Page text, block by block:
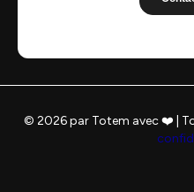
© 2026 par Totem avec ❤️ |